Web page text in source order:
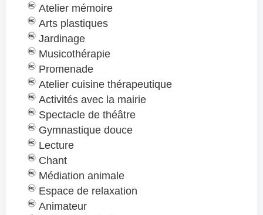
Atelier mémoire
Arts plastiques
Jardinage
Musicothérapie
Promenade
Atelier cuisine thérapeutique
Activités avec la mairie
Spectacle de théâtre
Gymnastique douce
Lecture
Chant
Médiation animale
Espace de relaxation
Animateur